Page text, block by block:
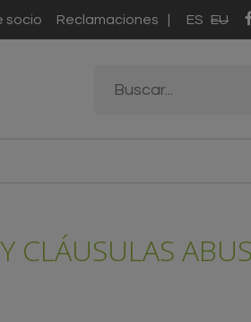
ES EU
socio Reclamaciones
búsqueda
CLÁUSULAS